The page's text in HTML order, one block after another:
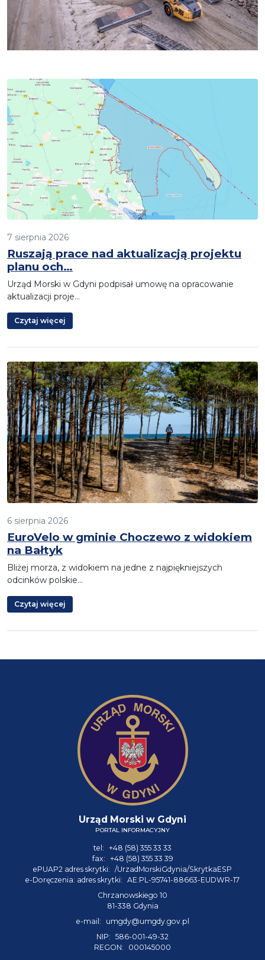
7 sierpnia 2026
Ruszają prace nad aktualizacją projektu
planu och…
Urząd Morski w Gdyni podpisał umowę na opracowanie
aktualizacji proje…
Czytaj więcej
6 sierpnia 2026
EuroVelo w gminie Choczewo z widokiem
na Bałtyk
Bliżej morza, z widokiem na jedne z najpiękniejszych
odcinków polskie…
Czytaj więcej
Urząd Morski w Gdyni
PORTAL INFORMACYJNY
tel: +48 (58) 355 33 33
fax: +48 (58) 355 33 39
ePUAP2 adres skrytki: /UrzadMorskiGdynia/SkrytkaESP
e-Doręczenia: adres skrytki: AE:PL-95741-88663-EUDWR-17
Chrzanowskiego 10
81-338 Gdynia
e-mail:
umgdy@umgdy.gov.pl
NIP: 586-001-49-32
REGON:
000145000